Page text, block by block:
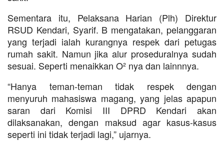
Sementara itu, Pelaksana Harian (Plh) Direktur
RSUD Kendari, Syarif. B mengatakan, pelanggaran
yang terjadi ialah kurangnya respek dari petugas
rumah sakit. Namun jika alur proseduralnya sudah
sesuai. Seperti menaikkan O² nya dan lainnnya.
“Hanya teman-teman tidak respek dengan
menyuruh mahasiswa magang, yang jelas apapun
saran dari Komisi III DPRD Kendari akan
dilaksanakan, dengan maksud agar kasus-kasus
seperti ini tidak terjadi lagi,” ujarnya.